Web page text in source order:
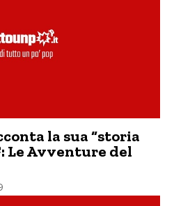
la sua “storia
Le Avventure del